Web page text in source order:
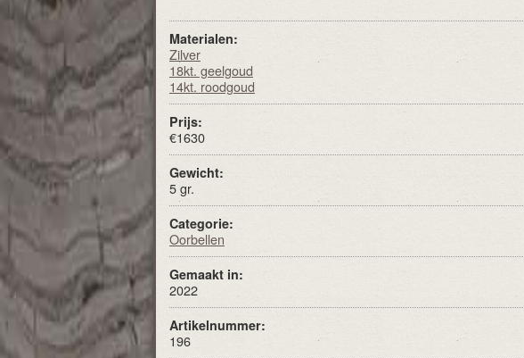
Materialen:
Zilver
18kt. geelgoud
14kt. roodgoud
Prijs:
€1630
Gewicht:
5 gr.
Categorie:
Oorbellen
Gemaakt in:
2022
Artikelnummer:
196